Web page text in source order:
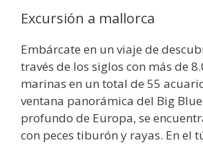
Excursión a mallorca
Embárcate en un viaje de
través de los siglos con más de
marinas en un total de 55
ventana panorámica del Big
profundo de Europa, se
con peces tiburón y rayas. En el